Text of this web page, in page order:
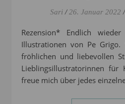
Sari / 26. Januar 2022 /
Rezension* Endlich wieder ein Kinderbuch mit
Illustrationen von Pe
fröhlichen und liebevollen
Lieblingsillustratorinnen für
freue mich über jedes